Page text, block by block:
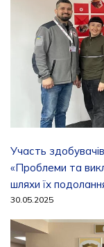
Участь
«Проблеми та
шляхи їх
30.05.2025